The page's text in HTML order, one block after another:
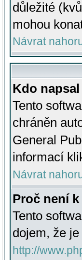
důležité
mohou
Návrat
Kdo
Tento
chráněn
General
informací
Návrat
Proč není
Tento
dojem, že
http://